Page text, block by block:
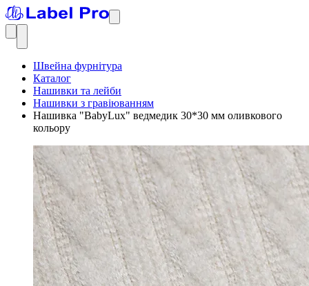
Швейна фурнітура
Каталог
Нашивки та лейби
Нашивки з гравіюванням
Нашивка "BabyLux" ведмедик 30*30 мм оливкового
кольору